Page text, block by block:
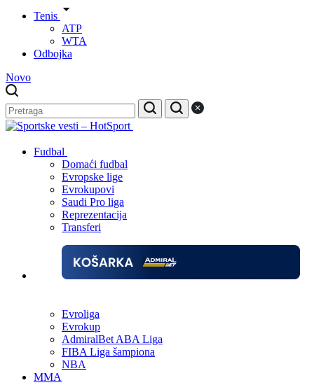
Tenis
ATP
WTA
Odbojka
Novo
Fudbal
Domaći fudbal
Evropske lige
Evrokupovi
Saudi Pro liga
Reprezentacija
Transferi
Evroliga
Evrokup
AdmiralBet ABA Liga
FIBA Liga šampiona
NBA
MMA